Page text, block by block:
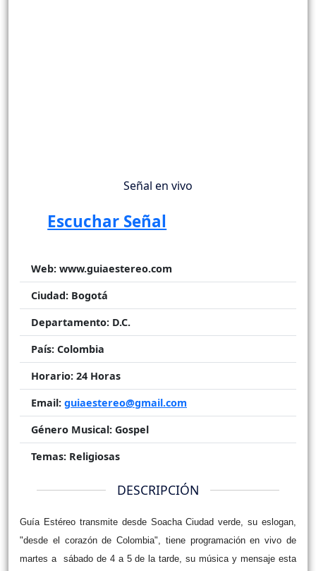
Señal en vivo
Escuchar Señal
Web: www.guiaestereo.com
Ciudad: Bogotá
Departamento: D.C.
País: Colombia
Horario: 24 Horas
Email: guiaestereo@gmail.com
Género Musical: Gospel
Temas: Religiosas
DESCRIPCIÓN
Guía Estéreo transmite desde Soacha Ciudad verde, su eslogan,
"desde el corazón de Colombia", tiene programación en vivo de
martes a sábado de 4 a 5 de la tarde, su música y mensaje esta